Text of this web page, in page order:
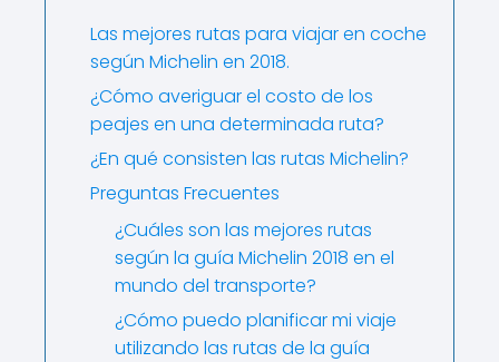
Las mejores rutas para viajar en coche
según Michelin en 2018.
¿Cómo averiguar el costo de los
peajes en una determinada ruta?
¿En qué consisten las rutas Michelin?
Preguntas Frecuentes
¿Cuáles son las mejores rutas
según la guía Michelin 2018 en el
mundo del transporte?
¿Cómo puedo planificar mi viaje
utilizando las rutas de la guía